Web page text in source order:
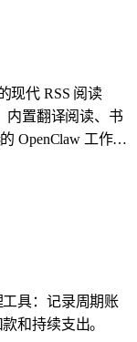
现代 RSS 阅读
内置翻译阅读、书
OpenClaw 工作流
具：记录周期账
和持续支出。